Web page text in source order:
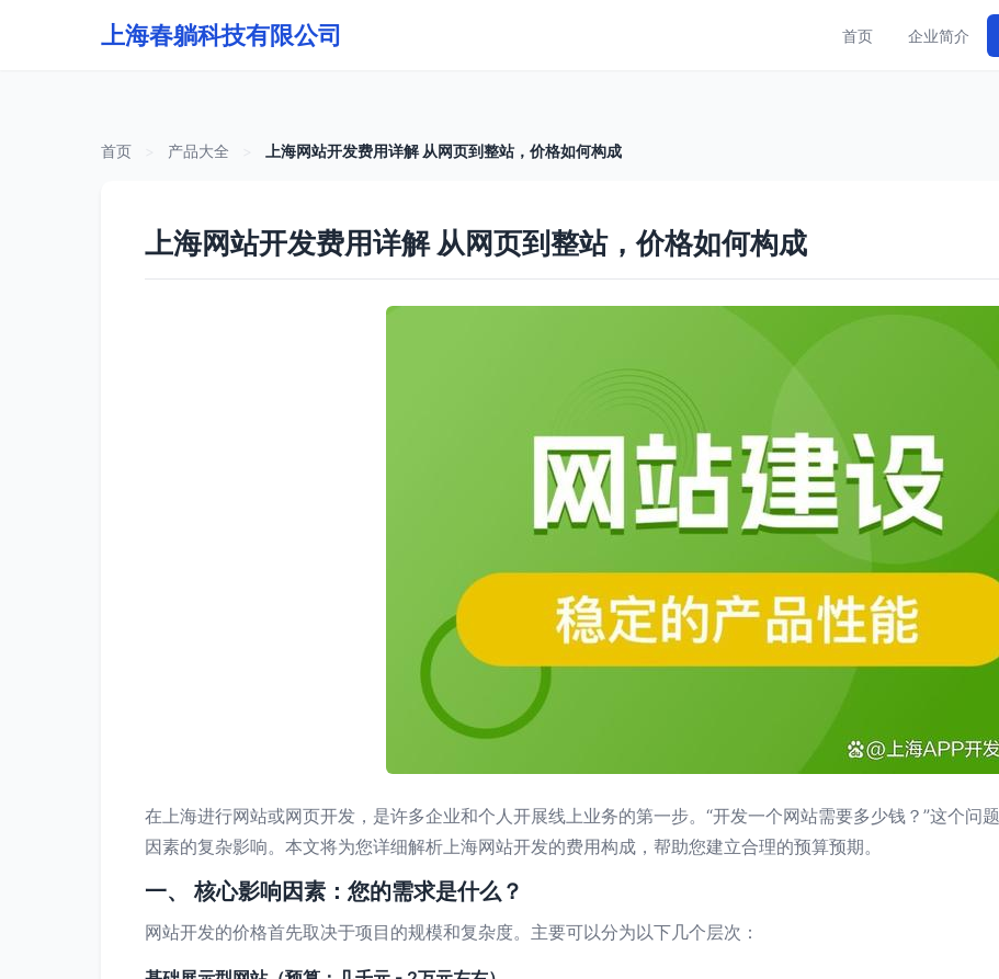
上海春躺科技有限公司 首页 企业简介
首页 产品大全 上海网站开发费用详解 从网页到整站，价格如何构成
上海网站开发费用详解 从网页到整站，价格如何构成
在上海进行网站或网页开发，是许多企业和个人开展线上业务的第一步。“开发一个网站需要多少钱？”这个问
因素的复杂影响。本文将为您详细解析上海网站开发的费用构成，帮助您建立合理的预算预期。
一、 核心影响因素：您的需求是什么？
网站开发的价格首先取决于项目的规模和复杂度。主要可以分为以下几个层次：